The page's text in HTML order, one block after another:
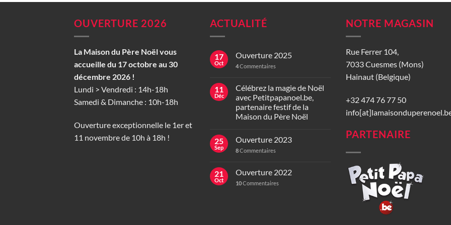
OUVERTURE 2026
La Maison du Père Noël vous
accueille du 17 octobre au 30
décembre 2026 !
Lundi > Vendredi : 14h-18h
Samedi & Dimanche : 10h-18h
Ouverture exceptionnelle le 1er et
11 novembre de 10h à 18h !
ACTUALITÉ
17
Oct
Ouverture 2025
4Commentaires
11
Déc
Célébrez la magie de Noël
avec Petitpapanoel.be,
partenaire festif de la
Maison du Père Noël
25
Sep
Ouverture 2023
8Commentaires
21
Oct
Ouverture 2022
10Commentaires
NOTRE MAGASIN
Rue Ferrer 104,
7033 Cuesmes (Mons)
Hainaut (Belgique)
+32 474 76 77 50
PARTENAIRE